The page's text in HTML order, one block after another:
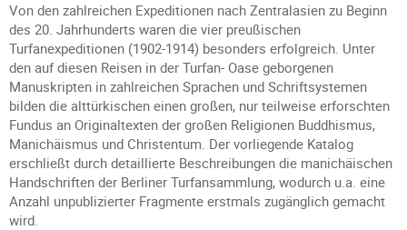
Von den zahlreichen Expeditionen nach Zentralasien zu Beginn
des 20. Jahrhunderts waren die vier preußischen
Turfanexpeditionen (1902-1914) besonders erfolgreich. Unter
den auf diesen Reisen in der Turfan- Oase geborgenen
Manuskripten in zahlreichen Sprachen und Schriftsystemen
bilden die alttürkischen einen großen, nur teilweise erforschten
Fundus an Originaltexten der großen Religionen Buddhismus,
Manichäismus und Christentum. Der vorliegende Katalog
erschließt durch detaillierte Beschreibungen die manichäischen
Handschriften der Berliner Turfansammlung, wodurch u.a. eine
Anzahl unpublizierter Fragmente erstmals zugänglich gemacht
wird.